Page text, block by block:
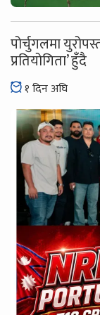
पोर्चुगलमा
प्रतियोगिता’ हुँदै
१ दिन अघि